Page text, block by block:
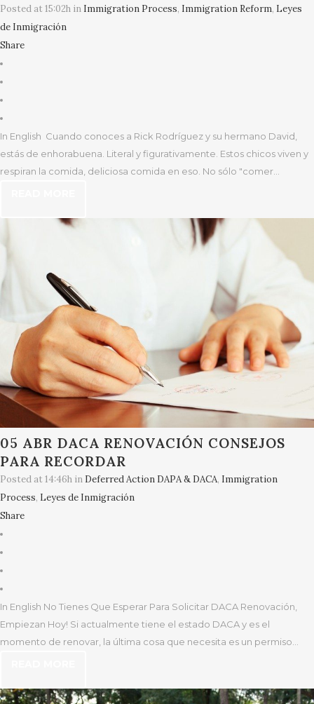
Posted at 15:02h in Immigration Process, Immigration Reform, Leyes
de Inmigración
Share
In English Cuando conoces a Rick Rodríguez y su hermano David,
estás de enhorabuena. Literal y figurativamente. Estos chicos viven y
respiran la comida, deliciosa comida en eso. No sólo "comer...
05 ABR DACA RENOVACIÓN CONSEJOS
PARA RECORDAR
Posted at 14:46h in Deferred Action DAPA & DACA, Immigration
Process, Leyes de Inmigración
Share
In English No Tienes Que Esperar Para Solicitar DACA Renovación,
Empiezan Hoy! Si actualmente tiene el estado DACA y es el
momento de renovar, la última cosa que necesita es un permiso...